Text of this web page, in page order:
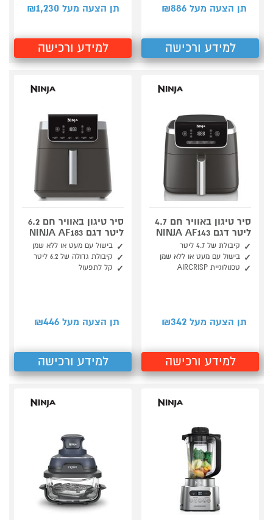
תן הצעה מעל ₪ 886
למידע ורכישה
תן הצעה מעל ₪ 1,230
למידע ורכישה
סיר טיגון באוויר חם 4.7
ליטר דגם NINJA AF143
קיבולת של 4.7 ליטר
בישול עם מעט או ללא שמן
טכנולוגיית AIRCRISP
תן הצעה מעל ₪ 342
למידע ורכישה
סיר טיגון באוויר חם 6.2
ליטר דגם NINJA AF183
בישול עם מעט או ללא שמן
קיבולת גדולה של 6.2 ליטר
קל לתפעול
תן הצעה מעל ₪ 446
למידע ורכישה